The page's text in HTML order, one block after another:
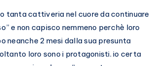
tanta cattiveria nel cuore da continuare
e non capisco nemmeno perchè loro
neanche 2 mesi dalla sua presunta
loro sono i protagonisti. io certa